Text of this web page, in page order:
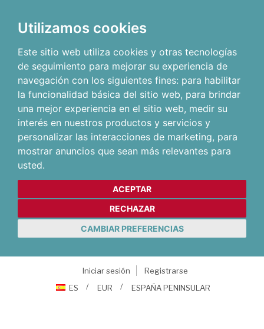
Utilizamos cookies
Este sitio web utiliza cookies y otras tecnologías
de seguimiento para mejorar su experiencia de
navegación con los siguientes fines: para habilitar
la funcionalidad básica del sitio web, para brindar
una mejor experiencia en el sitio web, medir su
interés en nuestros productos y servicios y
personalizar las interacciones de marketing, para
mostrar anuncios que sean más relevantes para
usted.
ACEPTAR
RECHAZAR
CAMBIAR PREFERENCIAS
Iniciar sesión
Registrarse
ES
EUR ESPAÑA PENINSULAR